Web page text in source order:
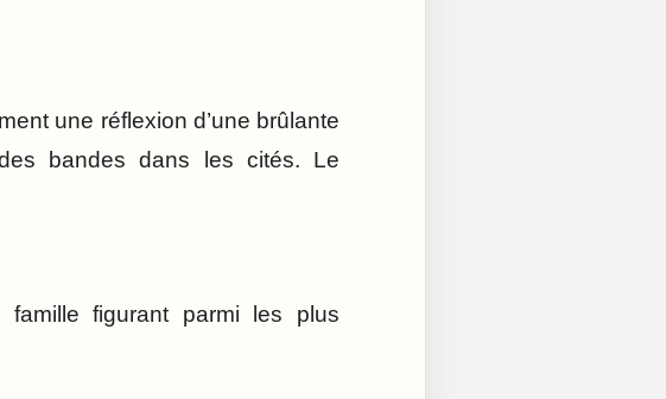
une réflexion d’une brûlante
bandes dans les cités. Le
famille figurant parmi les plus